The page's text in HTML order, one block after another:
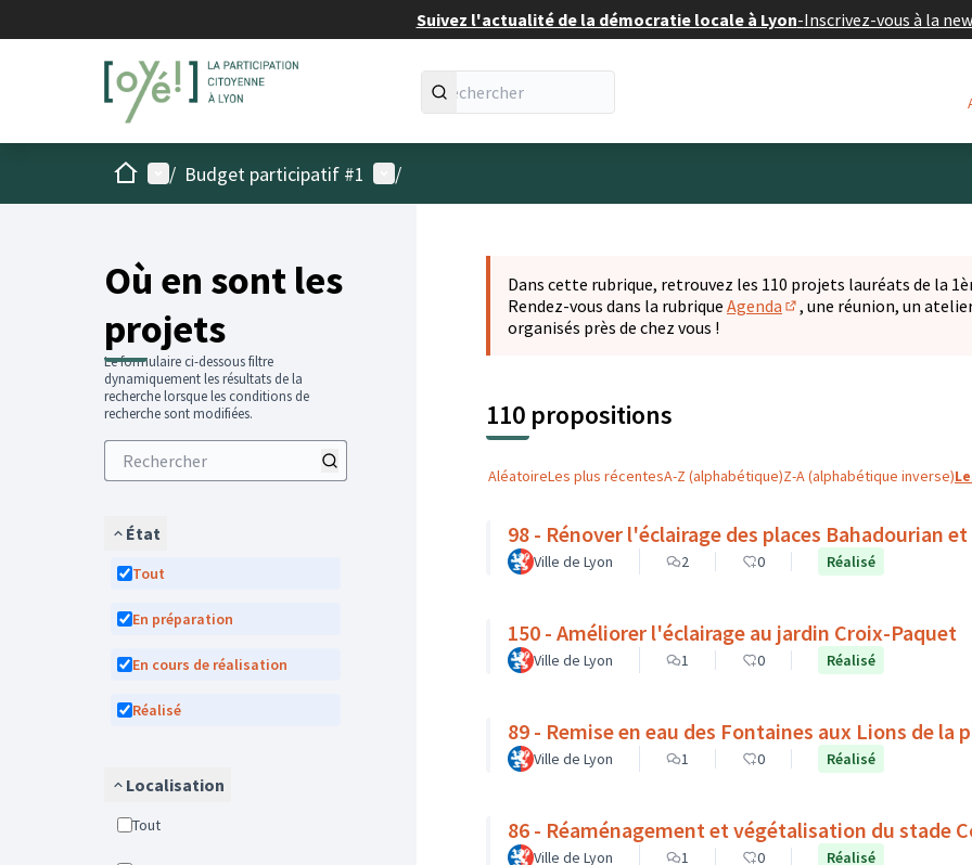
Suivez l'actualité de la démocratie locale à Lyon-Inscrivez-vous à la
AccueilMenu principal
/ Budget participatif #1 Menu utilisateur
/
Où en sont les
projets
Le formulaire ci-dessous filtre
dynamiquement les résultats de la
recherche lorsque les conditions de
recherche sont modifiées.
État
Tout
En préparation
En cours de réalisation
Réalisé
Localisation
Tout
Dans cette rubrique, retrouvez les 110 projets lauréats de la
Rendez-vous dans la rubrique Agenda
(S'ouvre dans un nouvel
, une réunion, un
organisés près de chez vous !
110 propositions
AléatoireLes plus récentesA-Z (alphabétique)Z-A (alphabétique inverse)
98 - Rénover l'éclairage des places Bahadourian
Ville de Lyon 2 0 Réalisé
150 - Améliorer l'éclairage au jardin Croix-Paquet
Ville de Lyon 1 0 Réalisé
89 - Remise en eau des Fontaines aux Lions de la
Ville de Lyon 1 0 Réalisé
86 - Réaménagement et végétalisation du stade
Ville de Lyon 1 0 Réalisé